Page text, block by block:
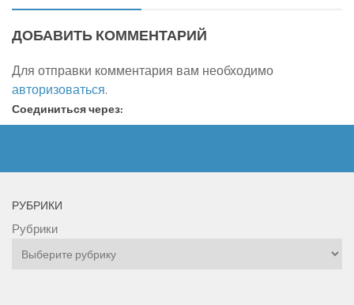
ДОБАВИТЬ КОММЕНТАРИЙ
Для отправки комментария вам необходимо
авторизоваться.
Соединиться через:
РУБРИКИ
Рубрики